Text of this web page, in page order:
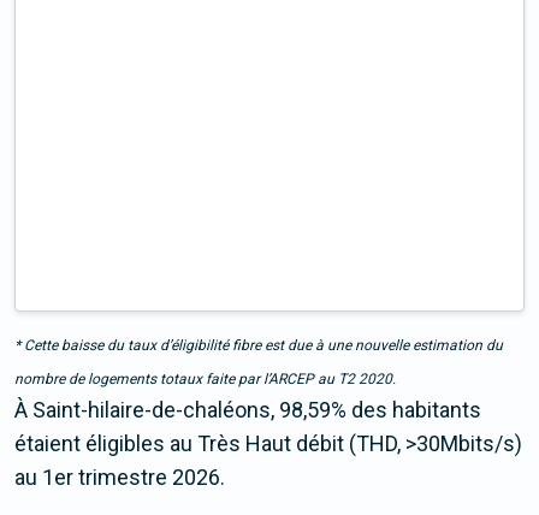
* Cette baisse du taux d’éligibilité fibre est due à une nouvelle estimation du
nombre de logements totaux faite par l’ARCEP au T2 2020.
À Saint-hilaire-de-chaléons, 98,59% des habitants
étaient éligibles au Très Haut débit (THD, >30Mbits/s)
au 1er trimestre 2026.